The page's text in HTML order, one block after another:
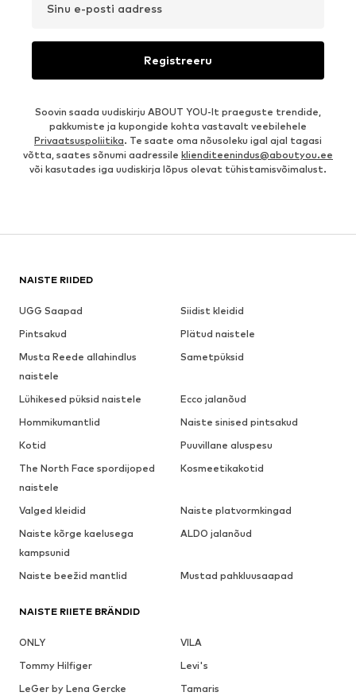
Sinu e-posti aadress
Registreeru
Soovin saada uudiskirju ABOUT YOU-lt praeguste trendide,
pakkumiste ja kupongide kohta vastavalt veebilehele
Privaatsuspoliitika. Te saate oma nõusoleku igal ajal tagasi
võtta, saates sõnumi aadressile klienditeenindus@aboutyou.ee
või kasutades iga uudiskirja lõpus olevat tühistamisvõimalust.
NAISTE RIIDED
UGG Saapad
Siidist kleidid
Pintsakud
Plätud naistele
Musta Reede allahindlus
naistele
Sametpüksid
Lühikesed püksid naistele
Ecco jalanõud
Hommikumantlid
Naiste sinised pintsakud
Kotid
Puuvillane aluspesu
The North Face spordijoped
naistele
Kosmeetikakotid
Valged kleidid
Naiste platvormkingad
Naiste kõrge kaelusega
kampsunid
ALDO jalanõud
Naiste beežid mantlid Mustad pahkluusaapad
NAISTE RIIETE BRÄNDID
ONLY
VILA
Tommy Hilfiger
Levi's
LeGer by Lena Gercke
Tamaris